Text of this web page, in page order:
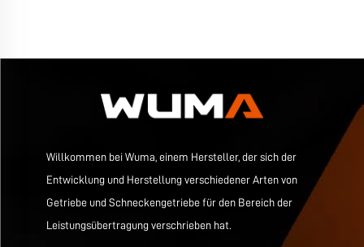
Willkommen bei Wuma, einem Hersteller, der sich der
Entwicklung und Herstellung verschiedener Arten von
Getriebe und Schneckengetriebe für den Bereich der
Leistungsübertragung verschrieben hat.